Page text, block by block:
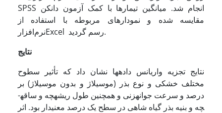
SPSS انجام شد. میانگین تیمارها با کمک آزمون دانکن
مقایسه شده و نمودارهای مربوطه با استفاده از
نرم‌افزارExcel رسم گردید.
نتایج
نتایج تجزیه واریانس داده­ها نشان داد که تأثیر سطوح
مختلف خشکی و نوع بذر (موسیلاژ و بدون موسیلاژ) بر
درصد و سرعت جوانه­زنی و همچنین طول ریشه­چه و ساقه­
چه و بنیه بذر گیاه شاهی در سطح یک درصد معنی­­دار بود. اثر